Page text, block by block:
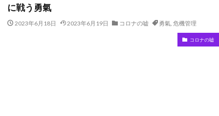
に戦う勇氣
2023年6月18日 2023年6月19日 コロナの嘘 勇氣, 危機管理
コロナの嘘